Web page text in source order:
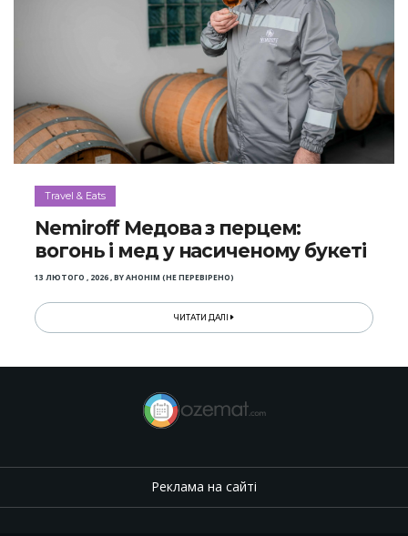
Travel & Eats
Nemiroff Медова з перцем:
вогонь і мед у насиченому букеті
13 ЛЮТОГО , 2026,BYАНОНІМ (НЕ ПЕРЕВІРЕНО)
ЧИТАТИ ДАЛІ
Реклама на сайті